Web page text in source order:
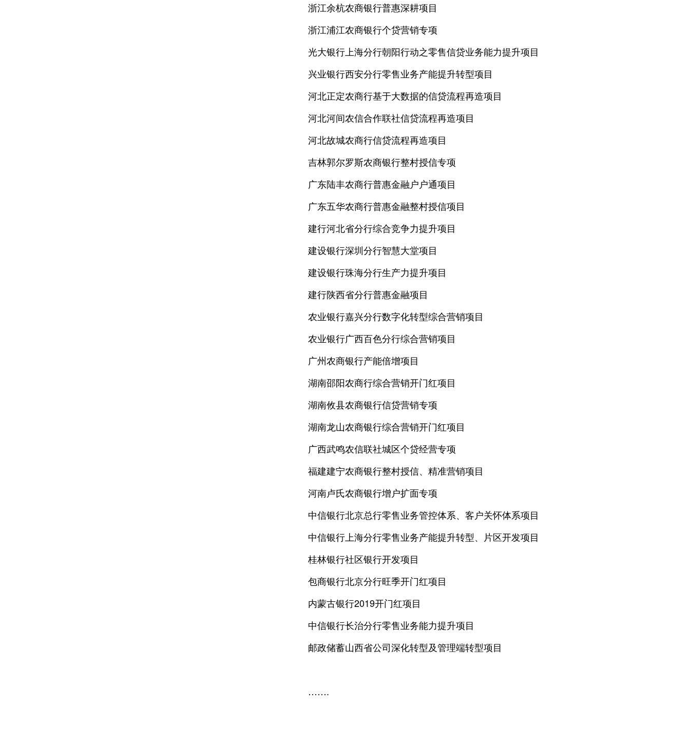
浙江余杭农商银行普惠深耕项目
浙江浦江农商银行个贷营销专项
光大银行上海分行朝阳行动之零售信贷业务能力提升项目
兴业银行西安分行零售业务产能提升转型项目
河北正定农商行基于大数据的信贷流程再造项目
河北河间农信合作联社信贷流程再造项目
河北故城农商行信贷流程再造项目
吉林郭尔罗斯农商银行整村授信专项
广东陆丰农商行普惠金融户户通项目
广东五华农商行普惠金融整村授信项目
建行河北省分行综合竞争力提升项目
建设银行深圳分行智慧大堂项目
建设银行珠海分行生产力提升项目
建行陕西省分行普惠金融项目
农业银行嘉兴分行数字化转型综合营销项目
农业银行广西百色分行综合营销项目
广州农商银行产能倍增项目
湖南邵阳农商行综合营销开门红项目
湖南攸县农商银行信贷营销专项
湖南龙山农商银行综合营销开门红项目
广西武鸣农信联社城区个贷经营专项
福建建宁农商银行整村授信、精准营销项目
河南卢氏农商银行增户扩面专项
中信银行北京总行零售业务管控体系、客户关怀体系项目
中信银行上海分行零售业务产能提升转型、片区开发项目
桂林银行社区银行开发项目
包商银行北京分行旺季开门红项目
内蒙古银行2019开门红项目
中信银行长治分行零售业务能力提升项目
邮政储蓄山西省公司深化转型及管理端转型项目
…….